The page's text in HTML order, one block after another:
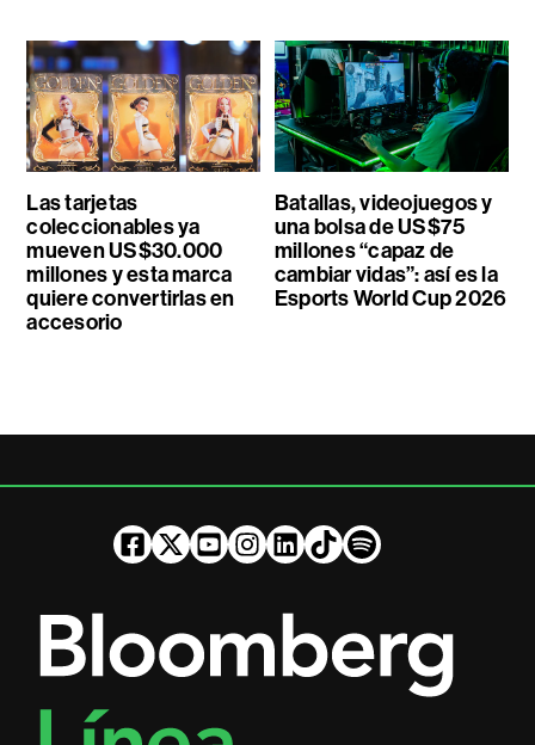
Las tarjetas
coleccionables ya
mueven US$30.000
millones y esta marca
quiere convertirlas en
accesorio
Batallas, videojuegos y
una bolsa de US$75
millones “capaz de
cambiar vidas”: así es la
Esports World Cup 2026